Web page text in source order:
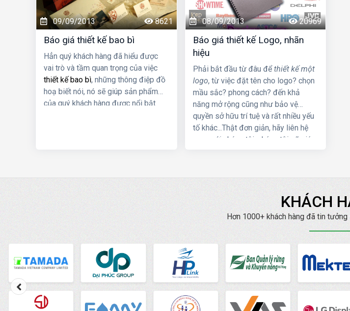
09/09/2013 8621
Báo giá thiết kế bao bì
Hẳn quý khách hàng đã hiểu được
vai trò và tầm quan trọng của việc
thiết kế bao bì, những thông điệp đồ
hoạ biết nói, nó sẽ giúp sản phẩm
của quý khách hàng được nổi bật
08/09/2013 20969
Báo giá thiết kế Logo, nhãn
hiệu
Phải bắt đầu từ đâu đểthiết kế một
logo, từ việc đặt tên cho logo? chọn
mầu sắc? phong cách? đến khả
năng mở rộng cũng như bảo vệ
quyền sở hữu trí tuệ và rất nhiều yếu
tố khác...Thật đơn giản, hãy liên hệ
ngay với chúng tôi, chúng tôi sẽ giúp
KHÁCH
Hơn 1000+ khách hàng đã tin